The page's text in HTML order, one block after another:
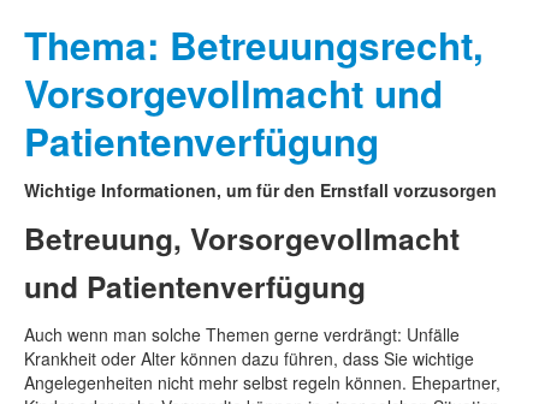
Thema: Betreuungsrecht,
Vorsorgevollmacht und
Patientenverfügung
Wichtige Informationen, um für den Ernstfall vorzusorgen
Betreuung, Vorsorgevollmacht
und Patientenverfügung
Auch wenn man solche Themen gerne verdrängt: Unfälle
Krankheit oder Alter können dazu führen, dass Sie wichtige
Angelegenheiten nicht mehr selbst regeln können. Ehepartner,